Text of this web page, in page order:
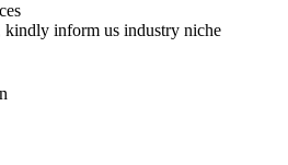
kindly inform us industry niche